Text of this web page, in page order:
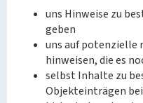
uns Hinweise zu
geben
uns auf potenzielle
hinweisen, die es
selbst Inhalte zu
Objekteinträgen